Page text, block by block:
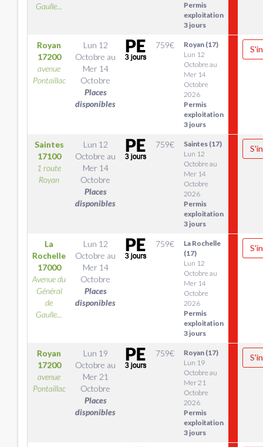
Gaulle...
Permis
exploitation
3 jours
Royan
17200
avenue
Pontaillac
Lun 12
Octobre au
Mer 14
Octobre
Places
disponibles
759€
Royan (17)
Lun 12
Octobre au
Mer 14
Octobre
2026
Permis
exploitation
3 jours
Saintes
17100
1 route
Royan
Lun 12
Octobre au
Mer 14
Octobre
Places
disponibles
759€
Saintes (17)
Lun 12
Octobre au
Mer 14
Octobre
2026
Permis
exploitation
3 jours
La
Rochelle
17000
Avenue du
Général
de
Gaulle...
Lun 12
Octobre au
Mer 14
Octobre
Places
disponibles
759€
La Rochelle
(17)
Lun 12
Octobre au
Mer 14
Octobre
2026
Permis
exploitation
3 jours
Royan
17200
avenue
Pontaillac
Lun 19
Octobre au
Mer 21
Octobre
Places
disponibles
759€
Royan (17)
Lun 19
Octobre au
Mer 21
Octobre
2026
Permis
exploitation
3 jours